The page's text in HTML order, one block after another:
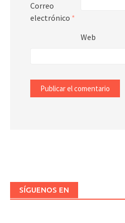
Correo
electrónico *
Web
SÍGUENOS EN